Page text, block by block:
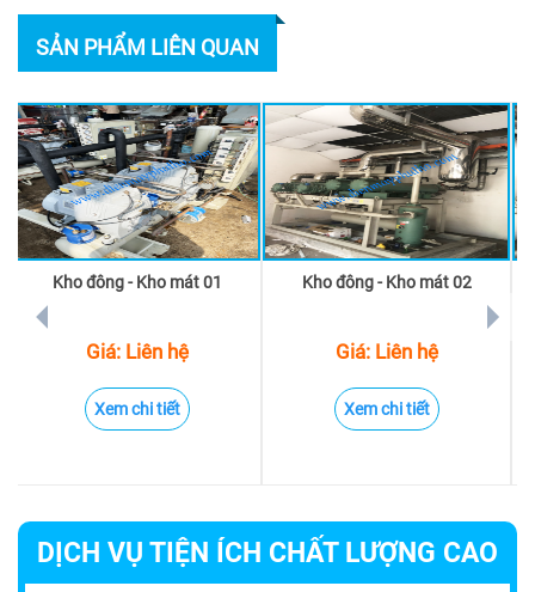
SẢN PHẨM LIÊN QUAN
Kho đông - Kho mát 01
Giá: Liên hệ
Xem chi tiết
Kho đông - Kho mát 02
Giá: Liên hệ
Xem chi tiết
prev next
DỊCH VỤ TIỆN ÍCH CHẤT LƯỢNG CAO